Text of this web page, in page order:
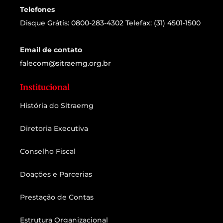
Telefones
Disque Grátis: 0800-283-4302 Telefax: (31) 4501-1500
Email de contato
falecom@sitraemg.org.br
Institucional
História do Sitraemg
Diretoria Executiva
Conselho Fiscal
Doações e Parcerias
Prestação de Contas
Estrutura Organizacional